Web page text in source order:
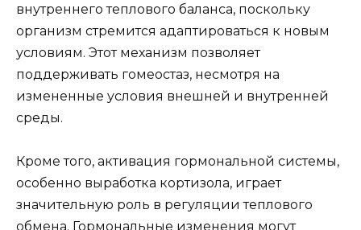
внутреннего теплового баланса, поскольку
организм стремится адаптироваться к новым
условиям. Этот механизм позволяет
поддерживать гомеостаз, несмотря на
измененные условия внешней и внутренней
среды.
Кроме того, активация гормональной системы,
особенно выработка кортизола, играет
значительную роль в регуляции теплового
обмена. Гормональные изменения могут